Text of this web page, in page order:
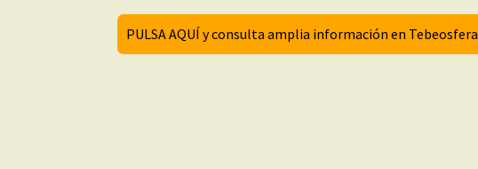
PULSA AQUÍ y consulta amplia información en Tebeosfera